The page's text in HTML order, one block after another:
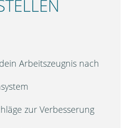
Arbeitszeugnis nach
zur Verbesserung